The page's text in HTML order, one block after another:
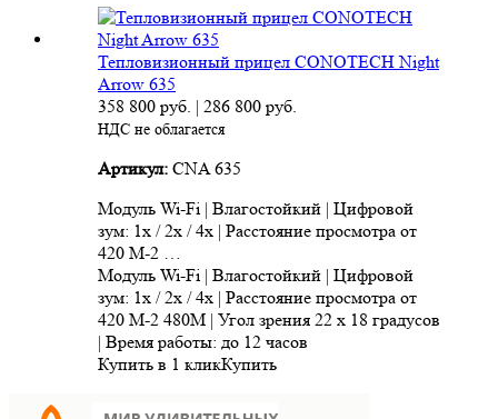
Тепловизионный прицел CONOTECH Night
Arrow 635
358 800 руб. | 286 800 руб.
НДС не облагается
Артикул: CNA 635
Модуль Wi-Fi | Влагостойкий | Цифровой
зум: 1x / 2x / 4x | Расстояние просмотра от
420 M-2 …
Модуль Wi-Fi | Влагостойкий | Цифровой
зум: 1x / 2x / 4x | Расстояние просмотра от
420 M-2 480M | Угол зрения 22 x 18 градусов
| Время работы: до 12 часов
Купить в 1 кликКупить